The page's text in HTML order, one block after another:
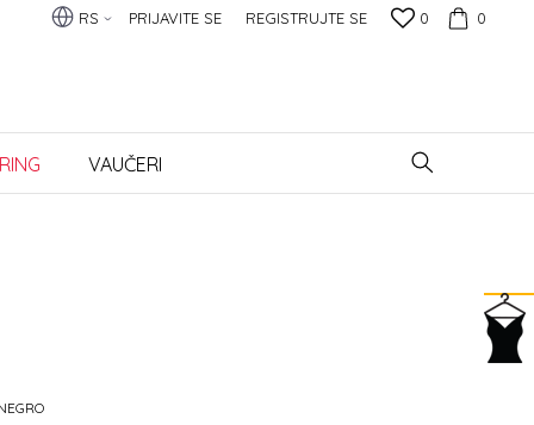
0
0
PRIJAVITE SE REGISTRUJTE SE
RS
VAUČERI